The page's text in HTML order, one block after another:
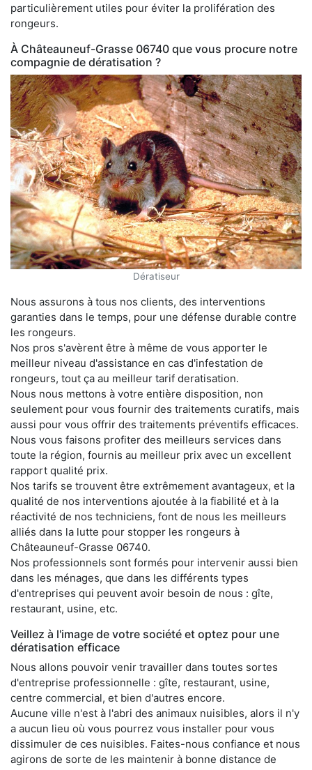
particulièrement utiles pour éviter la prolifération des
rongeurs.
À Châteauneuf-Grasse 06740 que vous procure notre
compagnie de dératisation ?
Dératiseur
Nous assurons à tous nos clients, des interventions
garanties dans le temps, pour une défense durable contre
les rongeurs.
Nos pros s'avèrent être à même de vous apporter le
meilleur niveau d'assistance en cas d'infestation de
rongeurs, tout ça au meilleur tarif deratisation.
Nous nous mettons à votre entière disposition, non
seulement pour vous fournir des traitements curatifs, mais
aussi pour vous offrir des traitements préventifs efficaces.
Nous vous faisons profiter des meilleurs services dans
toute la région, fournis au meilleur prix avec un excellent
rapport qualité prix.
Nos tarifs se trouvent être extrêmement avantageux, et la
qualité de nos interventions ajoutée à la fiabilité et à la
réactivité de nos techniciens, font de nous les meilleurs
alliés dans la lutte pour stopper les rongeurs à
Châteauneuf-Grasse 06740.
Nos professionnels sont formés pour intervenir aussi bien
dans les ménages, que dans les différents types
d'entreprises qui peuvent avoir besoin de nous : gîte,
restaurant, usine, etc.
Veillez à l'image de votre société et optez pour une
dératisation efficace
Nous allons pouvoir venir travailler dans toutes sortes
d'entreprise professionnelle : gîte, restaurant, usine,
centre commercial, et bien d'autres encore.
Aucune ville n'est à l'abri des animaux nuisibles, alors il n'y
a aucun lieu où vous pourrez vous installer pour vous
dissimuler de ces nuisibles. Faites-nous confiance et nous
agirons de sorte de les maintenir à bonne distance de